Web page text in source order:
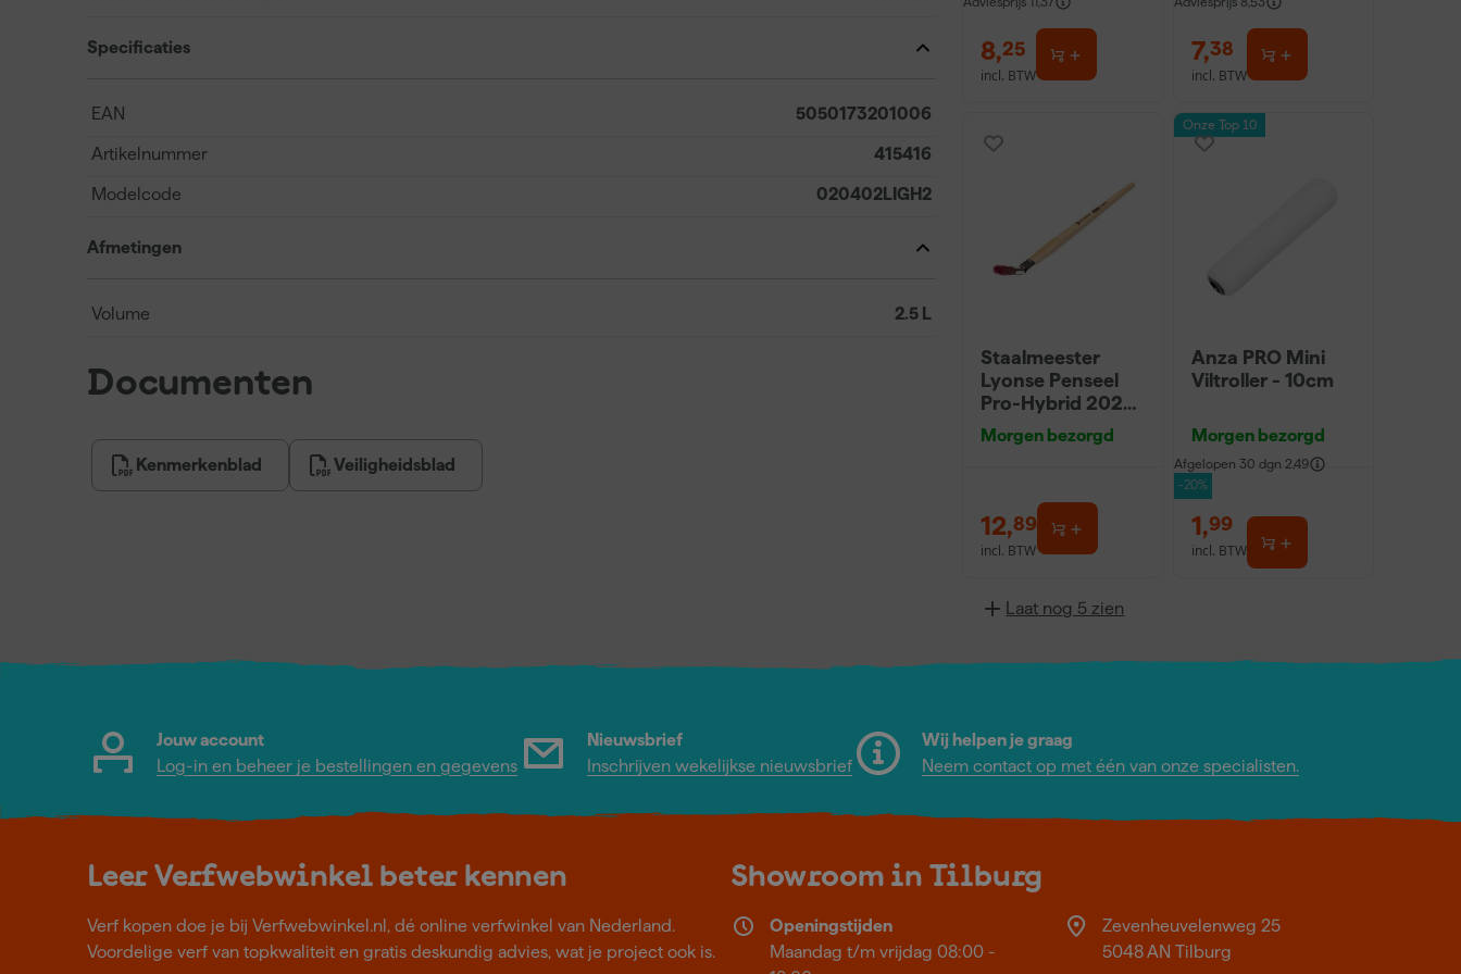
Specificaties
EAN 5050173201006
Artikelnummer 415416
Modelcode 020402LIGH2
Afmetingen
Volume 2.5 L
Documenten
Kenmerkenblad Veiligheidsblad
8,25
incl. BTW
7,38
incl. BTW
Staalmeester
Lyonse Penseel
Pro-Hybrid 2024
- 16
Morgen bezorgd
12,89
incl. BTW
Onze Top 10
Anza PRO Mini
Viltroller - 10cm
Morgen bezorgd
Afgelopen 30 dgn 2,49
-20%
1,99
incl. BTW
Laat nog 5 zien
Jouw account
Log-in en beheer je bestellingen en gegevens
Nieuwsbrief
Inschrijven wekelijkse nieuwsbrief
Wij helpen je graag
Neem contact op met één van onze specialisten.
Leer Verfwebwinkel beter kennen
Verf kopen doe je bij Verfwebwinkel.nl, dé online verfwinkel van Nederland.
Voordelige verf van topkwaliteit en gratis deskundig advies, wat je project ook is.
Showroom in Tilburg
Openingstijden
Maandag t/m vrijdag 08:00 -
Zevenheuvelenweg 25
5048 AN Tilburg